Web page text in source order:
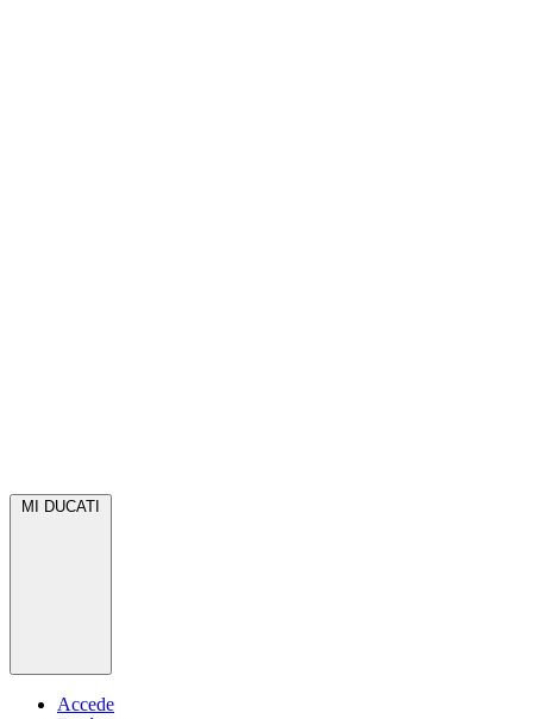
MI DUCATI
Accede